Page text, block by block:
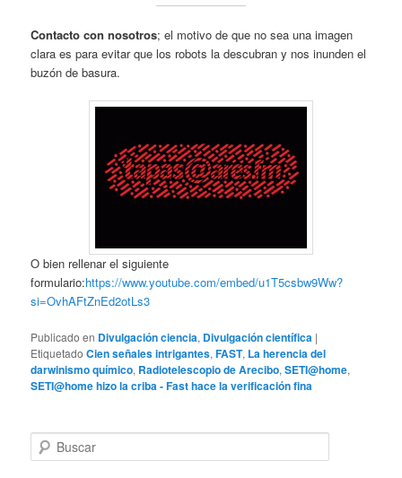
Contacto con nosotros; el motivo de que no sea una imagen
clara es para evitar que los robots la descubran y nos inunden el
buzón de basura.
O bien rellenar el siguiente
formulario:https://www.youtube.com/embed/u1T5csbw9Ww?
si=OvhAFtZnEd2otLs3
Publicado en Divulgación ciencia, Divulgación científica |
Etiquetado Cien señales intrigantes,FAST, La herencia del
darwinismo químico, Radiotelescopio de Arecibo,SETI@home,
SETI@home hizo la criba - Fast hace la verificación fina
u